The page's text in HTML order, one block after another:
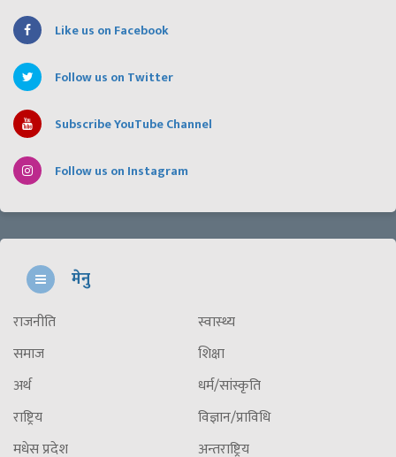
Like us on Facebook
Follow us on Twitter
Subscribe YouTube Channel
Follow us on Instagram
मेनु
राजनीति
समाज
अर्थ
राष्ट्रिय
मधेस प्रदेश
स्वास्थ्य
शिक्षा
धर्म/सांस्कृति
विज्ञान/प्राविधि
अन्तराष्ट्रिय